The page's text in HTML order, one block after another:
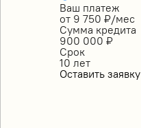
Ваш платеж
от 9 750 ₽/мес
Сумма кредита
900 000 ₽
Срок
10 лет
Оставить заявку